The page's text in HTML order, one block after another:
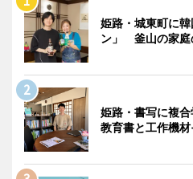
姫路・城東町に
ン」 釜山の家庭
姫路・書写に複
教育書と工作機